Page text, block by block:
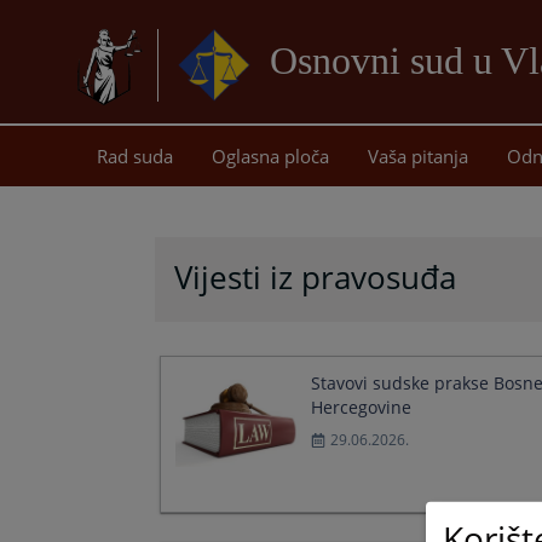
Osnovni sud u
Rad suda Oglasna ploča Vaša pitanja
Vijesti iz pravosuđa
Stavovi sudske prakse
Hercegovine
29.06.2026.